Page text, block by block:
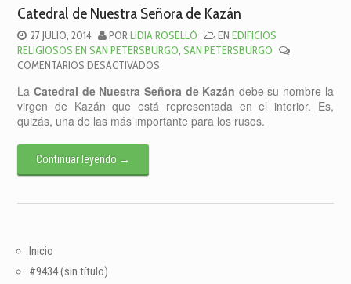
Catedral de Nuestra Señora de Kazán
27 JULIO, 2014 PORLIDIA ROSELLÓ ENEDIFICIOS
RELIGIOSOS EN SAN PETERSBURGO,SAN PETERSBURGO
COMENTARIOS DESACTIVADOS
DE
NUESTRA
SEÑORA
LaCatedral de Nuestra Señora de Kazán debe su nombre la
virgen de Kazán que está representada en el interior. Es,
quizás, una de las más importante para los rusos.
Continuar leyendo →
Inicio
#9434 (sin título)